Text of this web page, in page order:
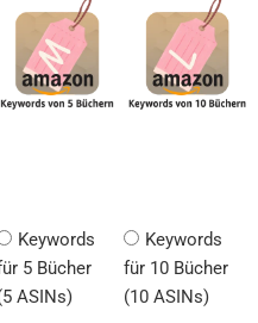
Keywords
5 Bücher
ASINs)
Keywords
für 10 Bücher
(10 ASINs)